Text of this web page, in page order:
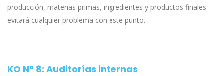
producción, materias primas, ingredientes y productos finales
evitará cualquier problema con este punto.
KO N° 8: Auditorías internas